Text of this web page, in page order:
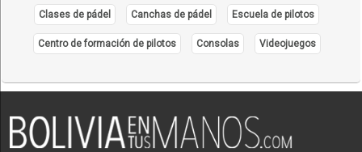
Comida Rápida
Servicios de Gastronomía
Bioseguridad
Poleras
Clases de pádel Canchas de pádel Escuela de pilotos
Centro de formación de pilotos Consolas Videojuegos